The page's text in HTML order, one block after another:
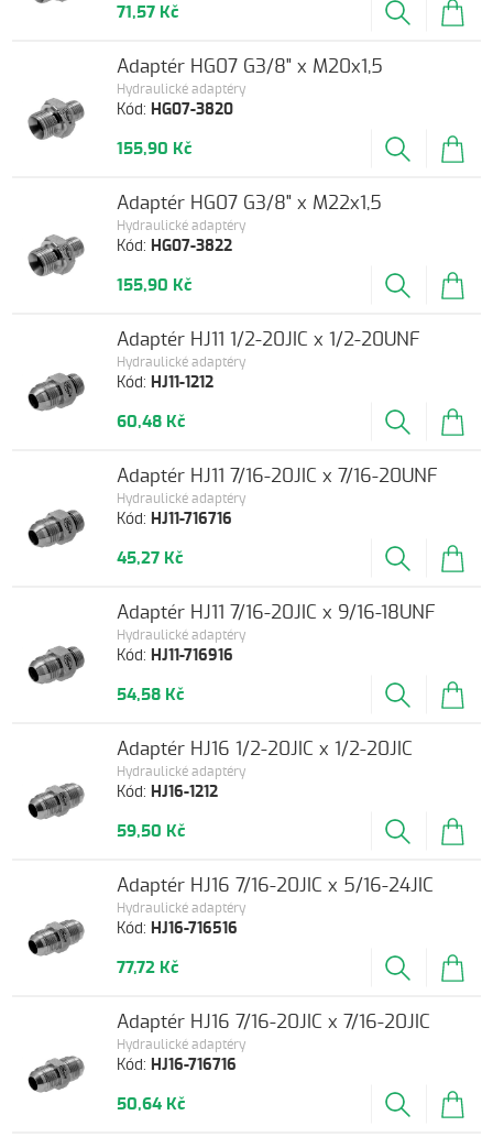
71,57 Kč
Kód: HG07-3820
Hydraulické adaptéry
Adaptér HG07 G3/8" x M20x1,5
155,90 Kč
Kód: HG07-3822
Hydraulické adaptéry
Adaptér HG07 G3/8" x M22x1,5
155,90 Kč
Kód: HJ11-1212
Hydraulické adaptéry
Adaptér HJ11 1/2-20JIC x 1/2-20UNF
60,48 Kč
Kód: HJ11-716716
Hydraulické adaptéry
Adaptér HJ11 7/16-20JIC x 7/16-20UNF
45,27 Kč
Kód: HJ11-716916
Hydraulické adaptéry
Adaptér HJ11 7/16-20JIC x 9/16-18UNF
54,58 Kč
Kód: HJ16-1212
Hydraulické adaptéry
Adaptér HJ16 1/2-20JIC x 1/2-20JIC
59,50 Kč
Kód: HJ16-716516
Hydraulické adaptéry
Adaptér HJ16 7/16-20JIC x 5/16-24JIC
77,72 Kč
Kód: HJ16-716716
Hydraulické adaptéry
Adaptér HJ16 7/16-20JIC x 7/16-20JIC
50,64 Kč